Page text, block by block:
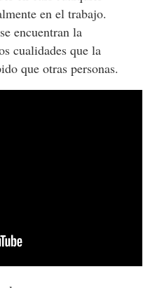
en el trabajo.
encuentran la
cualidades que la
que otras personas.